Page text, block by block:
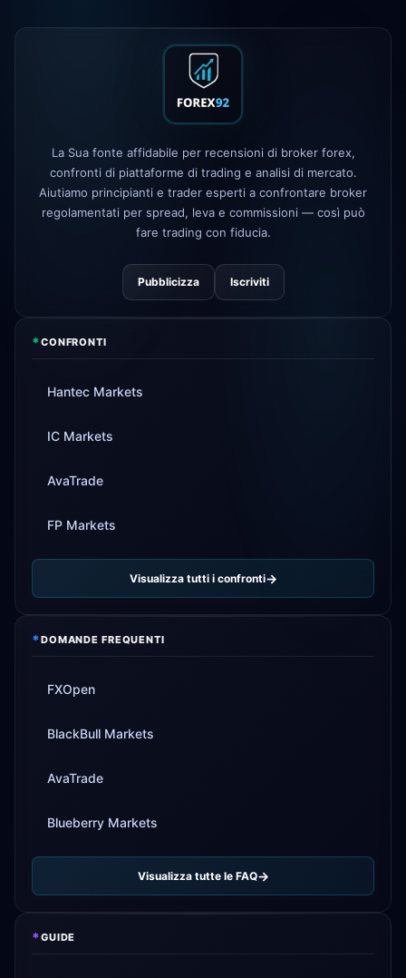
— nuovi conti a zero
commissioni
licenza regolamentare
La Sua fonte affidabile per recensioni di broker forex,
confronti di piattaforme di trading e analisi di mercato.
Aiutiamo principianti e trader esperti a confrontare broker
regolamentati per spread, leva e commissioni — così può
fare trading con fiducia.
Pubblicizza Iscriviti
*CONFRONTI
Hantec Markets
IC Markets
AvaTrade
FP Markets
Visualizza tutti i confronti
*DOMANDE FREQUENTI
FXOpen
BlackBull Markets
AvaTrade
Blueberry Markets
Visualizza tutte le FAQ
*GUIDE